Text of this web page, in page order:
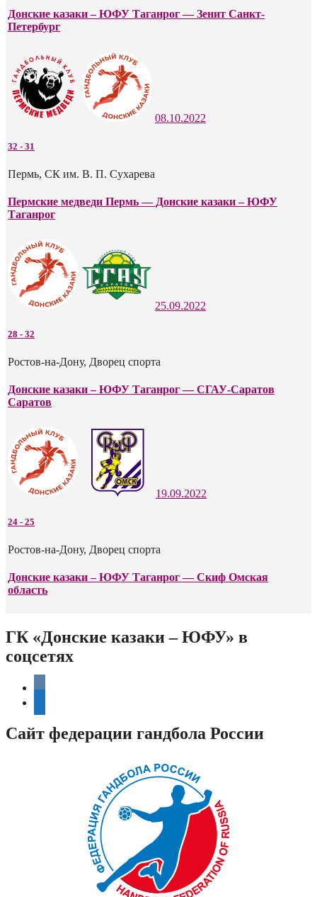
Донские казаки – ЮФУ Таганрог — Зенит Санкт-
Петербург
08.10.2022
32 - 31
Пермь, СК им. В. П. Сухарева
Пермские медведи Пермь — Донские казаки – ЮФУ
Таганрог
25.09.2022
28 - 32
Ростов-на-Дону, Дворец спорта
Донские казаки – ЮФУ Таганрог — СГАУ-Саратов
Саратов
19.09.2022
24 - 25
Ростов-на-Дону, Дворец спорта
Донские казаки – ЮФУ Таганрог — Скиф Омская
область
ГК «Донские казаки – ЮФУ» в
соцсетях
Сайт федерации гандбола России